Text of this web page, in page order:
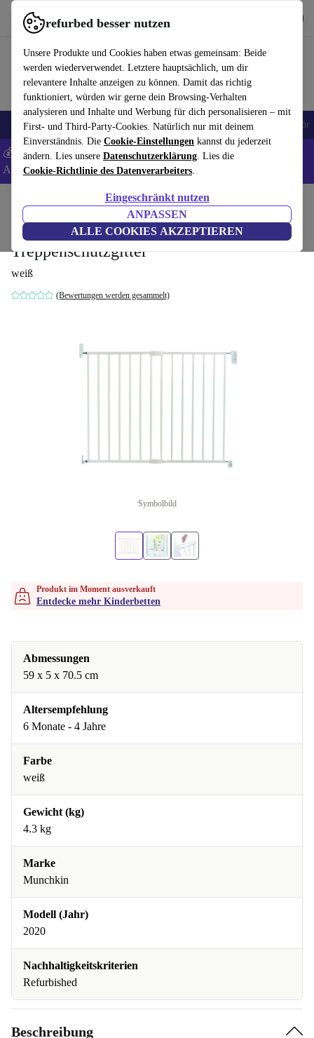
refurbed besser nutzen
Unsere Produkte und Cookies haben etwas gemeinsam: Beide
werden wiederverwendet. Letztere hauptsächlich, um dir
relevantere Inhalte anzeigen zu können. Damit das richtig
funktioniert, würden wir gerne dein Browsing-Verhalten
analysieren und Inhalte und Werbung für dich personalisieren – mit
First- und Third-Party-Cookies. Natürlich nur mit deinem
Einverständnis. Die Cookie-Einstellungen kannst du jederzeit
ändern. Lies unsere Datenschutzerklärung. Lies die
Cookie-Richtlinie des Datenverarbeiters.
Eingeschränkt nutzen
ANPASSEN
ALLE COOKIES AKZEPTIEREN
refurbed schnell und einfach nutzen
🎒 Back to school Handys Laptops Tablets Smartwatches Zubehör
💰 Extra -5% auf Samsung- und Google-Smartphones - Code:
ANDROID5 -AGB
Kinderbetten
Munchkin Lindam Tür und
Treppenschutzgitter
weiß
(Bewertungen werden gesammelt)
Symbolbild
Produkt im Moment ausverkauft
Entdecke mehr Kinderbetten
Abmessungen
59 x 5 x 70.5 cm
Altersempfehlung
6 Monate - 4 Jahre
Farbe
weiß
Gewicht (kg)
4.3 kg
Marke
Munchkin
Modell (Jahr)
2020
Nachhaltigkeitskriterien
Refurbished
Beschreibung